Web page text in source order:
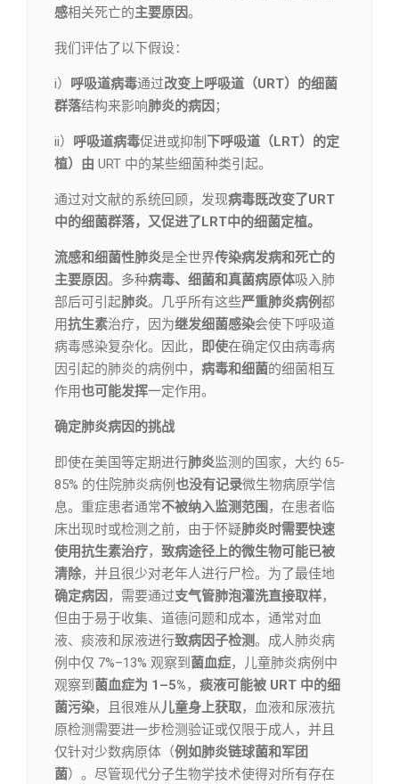
感相关死亡的主要原因。
我们评估了以下假设：
i） 呼吸道病毒通过改变上呼吸道（URT）的细菌
群落结构来影响肺炎的病因 ；
ii） 呼吸道病毒促进或抑制
下呼吸道（LRT）的定
植）由 URT 中的某些细菌种类引起。
通过对文献的系统回顾，发现病毒既改变了URT
中的细菌群落， 又促进了LRT中的细菌定植。
流感和细菌性肺炎是全世界传染病发病和死亡的
主要原因。多种病毒、细菌和真菌病原体吸入肺
部后可引起肺炎。几乎所有这些严重肺炎病例都
用抗生素治疗，因为继发细菌感染会使下呼吸道
病毒感染复杂化。因此， 即使在确定仅由病毒病
因引起的肺炎的病例中， 病毒和细菌的细菌相互
作用也可能发挥一定作用。
确定肺炎病因的挑战
即使在美国等定期进行肺炎监测的国家，大约 65-
85% 的住院肺炎病例也没有记录微生物病原学信
息。重症患者通常不被纳入监测范围 ，在患者临
床出现时或检测之前，由于怀疑肺炎时需要快速
使用抗生素治疗， 致病途径上的微生物可能已被
清除，并且很少对老年人进行尸检。为了最佳地
确定病因 ，需要通过支气管肺泡灌洗直接取样，
但由于易于收集、道德问题和成本，通常对血
液、痰液和尿液进行致病因子检测。成人肺炎病
例中仅 7%–13% 观察到 菌血症，儿童肺炎病例中
观察到 菌血症为 1–5%， 痰液可能被 URT 中的细
菌污染，且很难从儿童身上获取，血液和尿液抗
原检测需要进一步检测验证或仅限于成人，并且
仅针对少数病原体（例如肺炎链球菌和军团
菌）。尽管现代分子生物学技术使得对所有存在